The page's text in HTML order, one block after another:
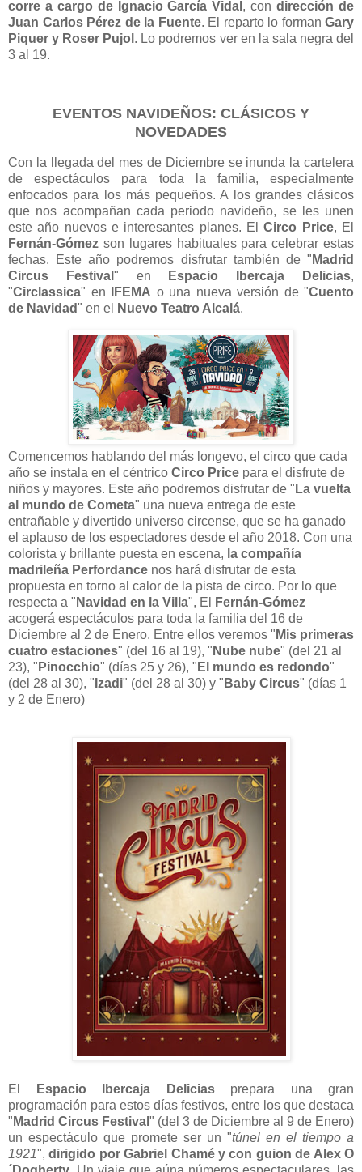
corre a cargo de Ignacio García Vidal , condirección de
Juan Carlos Pérez de la Fuente. El reparto lo forman Gary
Piquer y Roser Pujol . Lo podremos ver en la sala negra del
3 al 19.
EVENTOS NAVIDEÑOS: CLÁSICOS Y
NOVEDADES
Con la llegada del mes de Diciembre se inunda la cartelera
de espectáculos para toda la familia, especialmente
enfocados para los más pequeños. A los grandes clásicos
que nos acompañan cada periodo navideño, se les unen
este año nuevos e interesantes planes. ElCirco Price, El
Fernán-Gómez son lugares habituales para celebrar estas
fechas. Este año podremos disfrutar también de " Madrid
Circus Festival " en Espacio Ibercaja Delicias,
"Circlassica" en IFEMA o una nueva versión de "Cuento
de Navidad" en el Nuevo Teatro Alcalá.
Comencemos hablando del más longevo, el circo que cada
año se instala en el céntrico Circo Price para el disfrute de
niños y mayores. Este año podremos disfrutar de " La vuelta
al mundo de Cometa" una nueva entrega de este
entrañable y divertido universo circense, que se ha ganado
el aplauso de los espectadores desde el año 2018. Con una
colorista y brillante puesta en escena, la compañía
madrileña Perfordance nos hará disfrutar de esta
propuesta en torno al calor de la pista de circo. Por lo que
respecta a " Navidad en la Villa", El
Fernán-Gómez
acogerá espectáculos para toda la familia del 16 de
Diciembre al 2 de Enero. Entre ellos veremos " Mis primeras
cuatro estaciones" (del 16 al 19), " Nube nube" (del 21 al
23), " Pinocchio" (días 25 y 26), " El mundo es redondo"
(del 28 al 30), " Izadi" (del 28 al 30) y " Baby Circus" (días 1
y 2 de Enero)
El Espacio Ibercaja Deliciasprepara una gran
programación para estos días festivos, entre los que destaca
" Madrid Circus Festival " (del 3 de Diciembre al 9 de Enero)
un espectáculo que promete ser un "túnel en el tiempo a
1921",dirigido por Gabriel Chamé y con guion de Alex O